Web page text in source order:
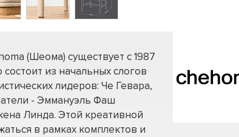
(Шеома) существует с 1987
из начальных слогов
лидеров: Че Гевара,
- Эммануэль Фаш
Линда. Этой креативной
в рамках комплектов и